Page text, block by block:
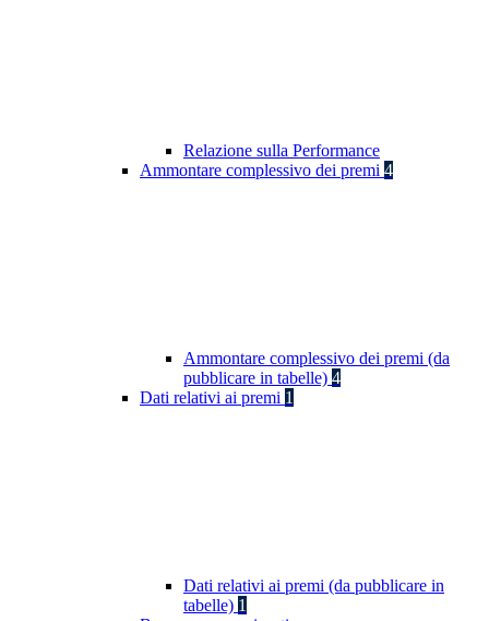
Relazione sulla Performance
Ammontare complessivo dei premi 4
Ammontare complessivo dei premi (da
pubblicare in tabelle) 4
Dati relativi ai premi 1
Dati relativi ai premi (da pubblicare in
tabelle) 1